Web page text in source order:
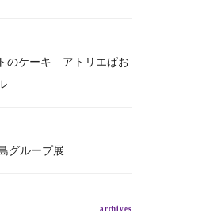
のケーキ アトリエぱお
グループ展